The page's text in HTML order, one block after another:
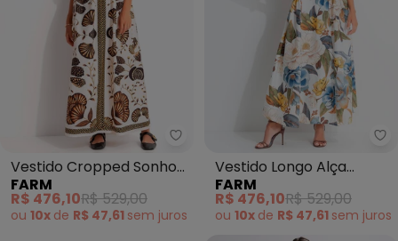
Farm - Vestido Cropped
Vestido Cropped Sonho
de Concha (Bege)
FARM
R$ 476,10R$ 529,00
ou 10x de R$ 47,61 sem juros
Vestido Longo Alça
Jardim Guabara (Off
White)
FARM
R$ 476,10R$ 529,00
ou 10x de R$ 47,61 sem juros